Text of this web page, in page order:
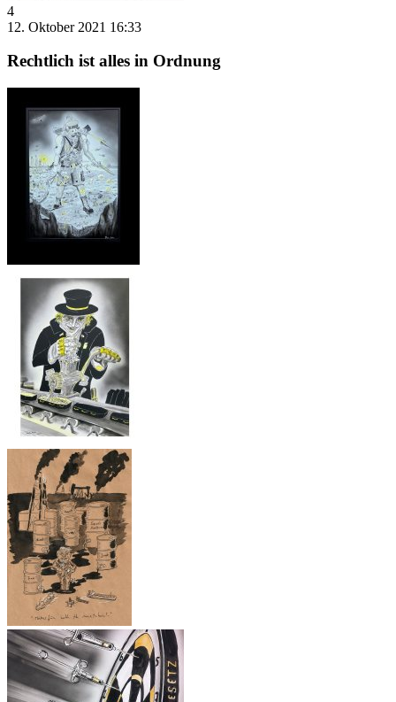
4
12. Oktober 2021 16:33
Rechtlich ist alles in Ordnung